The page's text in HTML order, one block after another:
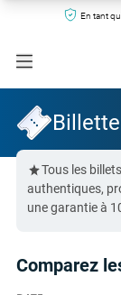
En tant
Tous les
authentiques,
une garantie à
Comparez